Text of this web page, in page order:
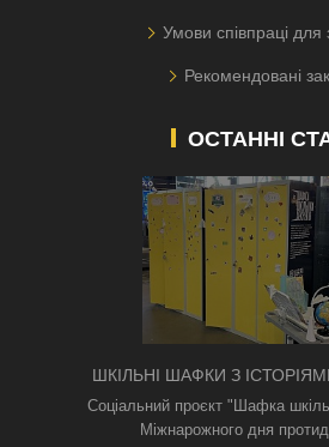
Умови співпраці для
Рекомендовані
ОСТАННІ
ШКІЛЬНІ ШАФКИ З
З'ЯВИЛИСЯ В
Соціальний проєкт "Шафка
Міжнарожного дня